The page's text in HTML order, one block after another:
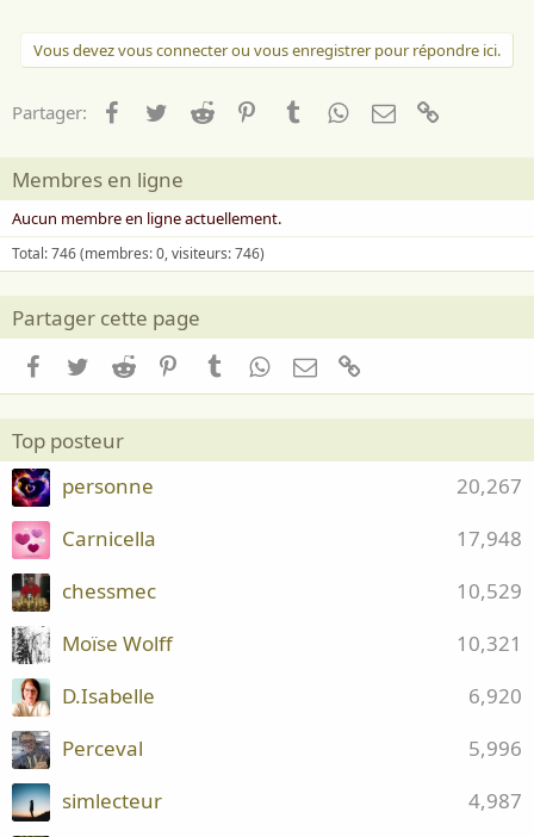
Vous devez vous connecter ou vous enregistrer pour répondre ici.
Partager: Facebook
TwitterReddit PinterestTumblrWhatsApp
Email
Membres en ligne
Aucun membre en ligne actuellement.
Total: 746 (membres: 0, visiteurs: 746)
Partager cette page
Facebook
TwitterReddit PinterestTumblrWhatsApp
Email
Top posteur
20,267
personne
17,948
Carnicella
10,529
chessmec
10,321
Moïse Wolff
6,920
D.Isabelle
5,996
Perceval
4,987
simlecteur